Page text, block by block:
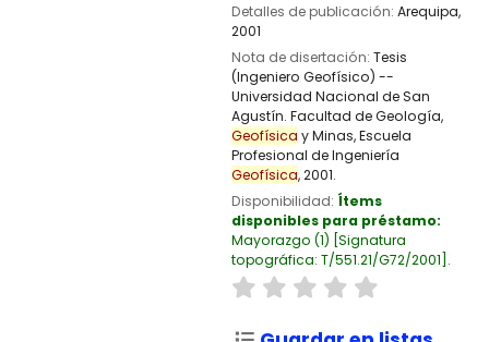
Detalles de publicación: Arequipa,
2001
Nota de disertación: Tesis
(Ingeniero Geofísico) --
Universidad Nacional de San
Agustín. Facultad de Geología,
Geofísica y Minas, Escuela
Profesional de Ingeniería
Geofísica, 2001.
Disponibilidad: Ítems
disponibles para préstamo:
Mayorazgo (1) Signatura
topográfica: T/551.21/G72/2001 .